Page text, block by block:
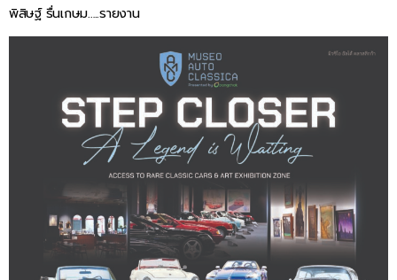
พิสิษฐ์ รื่นเกษม…..รายงาน